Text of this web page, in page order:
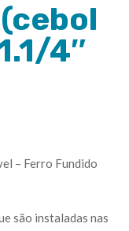
4″
– Ferro Fundido
são instaladas nas